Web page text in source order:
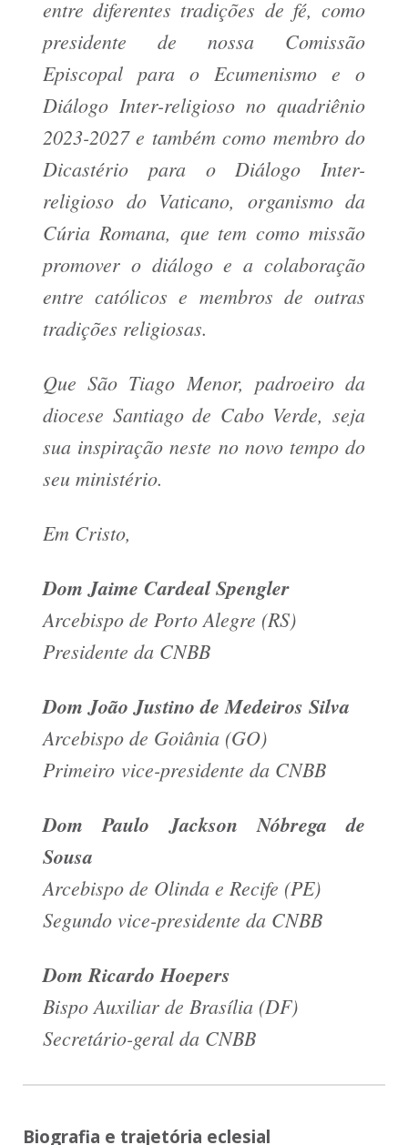
entre diferentes tradições de fé, como
presidente de nossa Comissão
Episcopal para o Ecumenismo e o
Diálogo Inter-religioso no quadriênio
2023-2027 e também como membro do
Dicastério para o Diálogo Inter-
religioso do Vaticano, organismo da
Cúria Romana, que tem como missão
promover o diálogo e a colaboração
entre católicos e membros de outras
tradições religiosas.
Que São Tiago Menor, padroeiro da
diocese Santiago de Cabo Verde, seja
sua inspiração neste no novo tempo do
seu ministério.
Em Cristo,
Dom Jaime Cardeal Spengler
Arcebispo de Porto Alegre (RS)
Presidente da CNBB
Dom João Justino de Medeiros Silva
Arcebispo de Goiânia (GO)
Primeiro vice-presidente da CNBB
Dom Paulo Jackson Nóbrega de
Sousa
Arcebispo de Olinda e Recife (PE)
Segundo vice-presidente da CNBB
Dom Ricardo Hoepers
Bispo Auxiliar de Brasília (DF)
Secretário-geral da CNBB
Biografia e trajetória eclesial